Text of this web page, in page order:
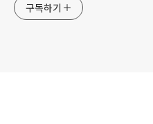
구독하기